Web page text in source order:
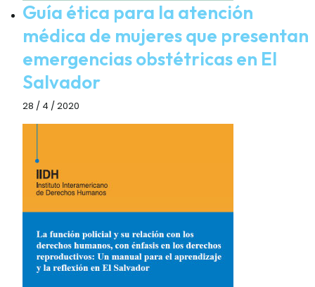
Guía ética para la atención
médica de mujeres que presentan
emergencias obstétricas en El
Salvador
28 / 4 / 2020